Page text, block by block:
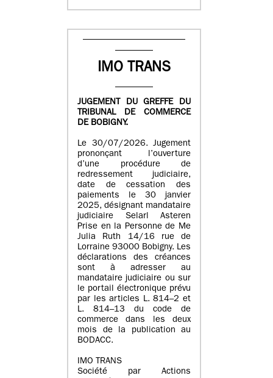
IMO TRANS
JUGEMENT DU GREFFE DU
TRIBUNAL DE COMMERCE
DE BOBIGNY.
Le 30/07/2026. Jugement
prononçant l’ouverture
d’une procédure de
redressement judiciaire,
date de cessation des
paiements le 30 janvier
2025, désignant mandataire
judiciaire Selarl Asteren
Prise en la Personne de Me
Julia Ruth 14/16 rue de
Lorraine 93000 Bobigny. Les
déclarations des créances
sont à adresser au
mandataire judiciaire ou sur
le portail électronique prévu
par les articles L. 814–2 et
L. 814–13 du code de
commerce dans les deux
mois de la publication au
BODACC.
IMO TRANS
Société par Actions